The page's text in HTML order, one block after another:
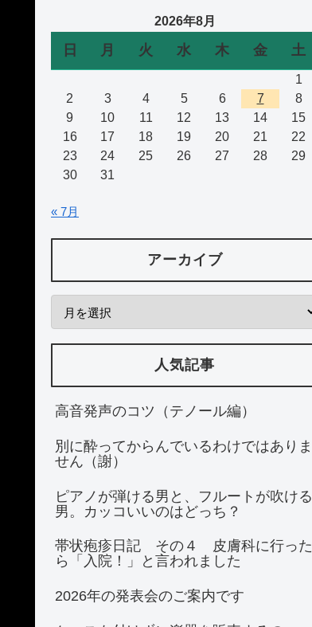
2026年8月
日 月 火 水 木 金 土
1
2
3 4 5 6 7
8
9
10 11 12 13 14
15
16
17 18 19 20 21
22
23
24 25 26 27 28
29
30
31
« 7月
アーカイブ
人気記事
高音発声のコツ（テノール編）
別に酔ってからんでいるわけではありま
せん（謝）
ピアノが弾ける男と、フルートが吹ける
男。カッコいいのはどっち？
帯状疱疹日記 その４ 皮膚科に行った
ら「入院！」と言われました
2026年の発表会のご案内です